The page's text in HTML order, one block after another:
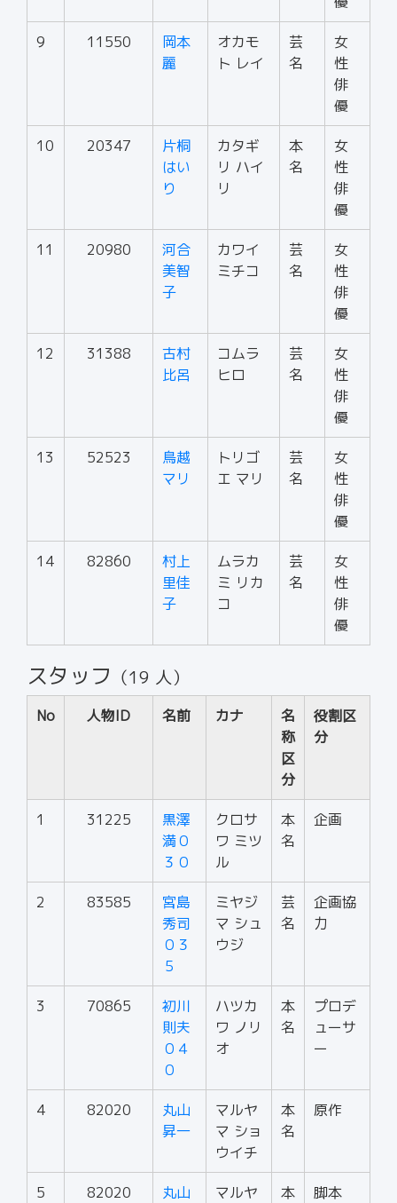
9 11550
岡本
麗
オカモ
ト レイ
芸
名
女
性
俳
優
10 20347
片桐
はい
り
カタギ
リ ハイ
リ
本
名
女
性
俳
優
11 20980
河合
美智
子
カワイ
ミチコ
芸
名
女
性
俳
優
12 31388
古村
比呂
コムラ
ヒロ
芸
名
女
性
俳
優
13 52523
鳥越
マリ
トリゴ
エ マリ
芸
名
女
性
俳
優
14 82860
村上
里佳
子
ムラカ
ミ リカ
コ
芸
名
女
性
俳
優
スタッフ （19 人）
No 人物ID 名前 カナ
名
称
区
分
役割区
分
1 31225
黒澤
満０
３０
クロサ
ワ ミツ
ル
本
名
企画
2 83585
宮島
秀司
０３
５
ミヤジ
マ シュ
ウジ
芸
名
企画協
力
3 70865
初川
則夫
０４
０
ハツカ
ワ ノリ
オ
本
名
プロデ
ューサ
ー
4 82020
丸山
昇一
マルヤ
マ ショ
ウイチ
本
名
原作
5 82020
丸山
マルヤ
本
脚本